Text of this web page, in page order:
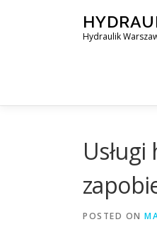
Hydraulik
POSTED ON